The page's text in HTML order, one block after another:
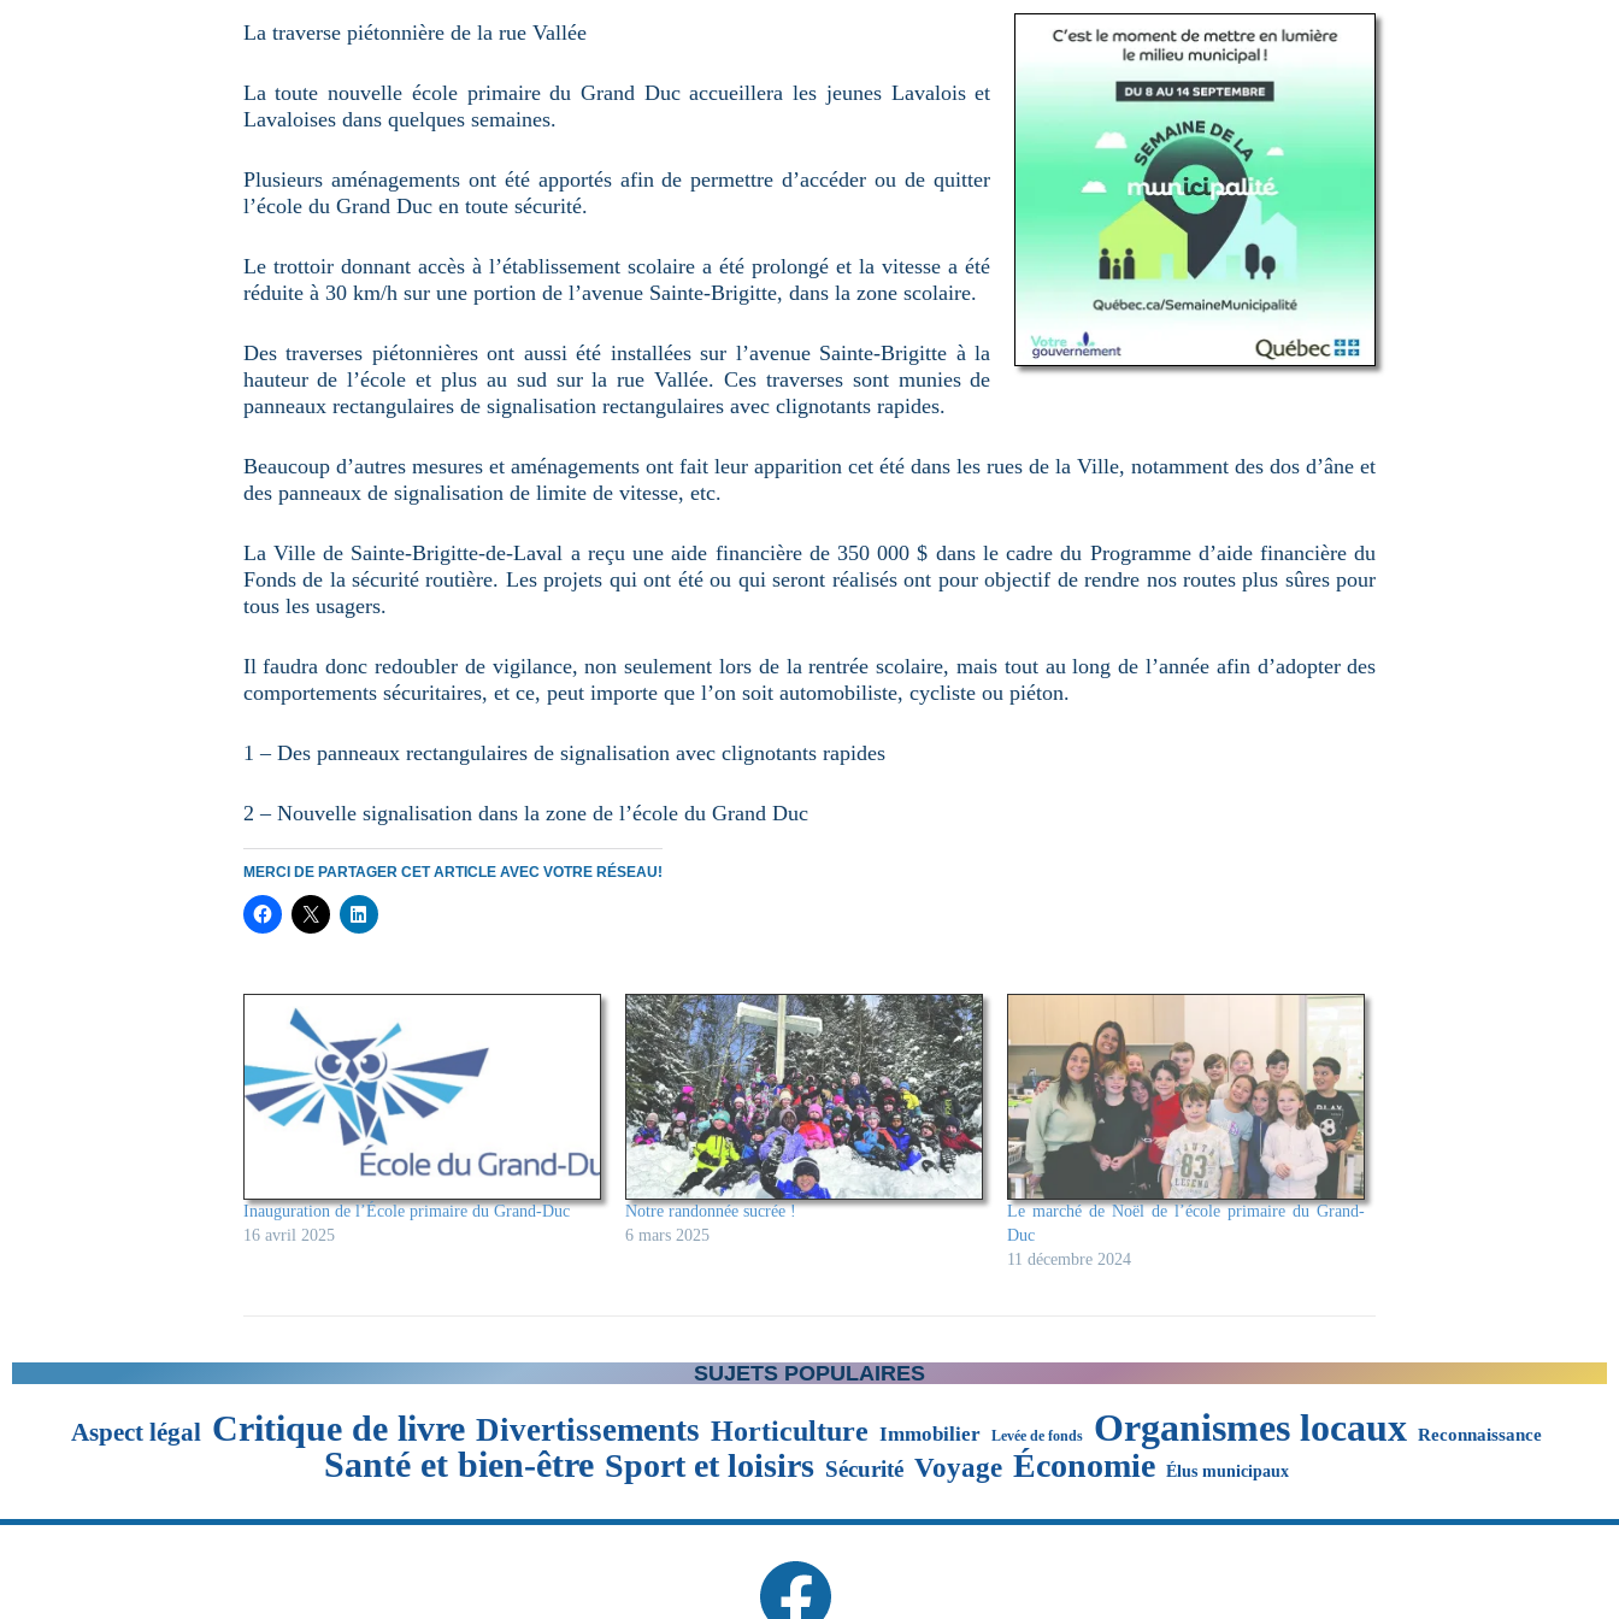
La traverse piétonnière de la rue Vallée
La toute nouvelle école primaire du Grand Duc accueillera les jeunes Lavalois et
Lavaloises dans quelques semaines.
Plusieurs aménagements ont été apportés afin de permettre d’accéder ou de quitter
l’école du Grand Duc en toute sécurité.
Le trottoir donnant accès à l’établissement scolaire a été prolongé et la vitesse a été
réduite à 30 km/h sur une portion de l’avenue Sainte-Brigitte, dans la zone scolaire.
Des traverses piétonnières ont aussi été installées sur l’avenue Sainte-Brigitte à la
hauteur de l’école et plus au sud sur la rue Vallée. Ces traverses sont munies de
panneaux rectangulaires de signalisation rectangulaires avec clignotants rapides.
Beaucoup d’autres mesures et aménagements ont fait leur apparition cet été dans les rues de la Ville, notamment des dos d’âne et
des panneaux de signalisation de limite de vitesse, etc.
La Ville de Sainte-Brigitte-de-Laval a reçu une aide financière de 350 000 $ dans le cadre du Programme d’aide financière du
Fonds de la sécurité routière. Les projets qui ont été ou qui seront réalisés ont pour objectif de rendre nos routes plus sûres pour
tous les usagers.
Il faudra donc redoubler de vigilance, non seulement lors de la rentrée scolaire, mais tout au long de l’année afin d’adopter des
comportements sécuritaires, et ce, peut importe que l’on soit automobiliste, cycliste ou piéton.
1 – Des panneaux rectangulaires de signalisation avec clignotants rapides
2 – Nouvelle signalisation dans la zone de l’école du Grand Duc
MERCI DE PARTAGER CET ARTICLE AVEC VOTRE RÉSEAU!
Inauguration de l’École primaire du Grand-Duc
16 avril 2025
Notre randonnée sucrée !
6 mars 2025
Le marché de Noël de l’école primaire du Grand-
Duc
11 décembre 2024
SUJETS POPULAIRES
Aspect légal Critique de livre Divertissements Horticulture Immobilier Levée de fonds Organismes locaux Reconnaissance
Santé et bien-être Sport et loisirs Sécurité Voyage Économie Élus municipaux